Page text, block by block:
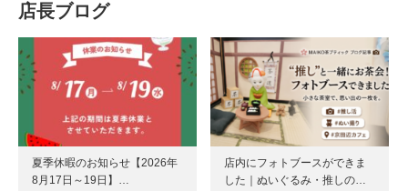
店長ブログ
夏季休暇のお知らせ【2026年
8月17日～19日】…
店内にフォトブースができま
した｜ぬいぐるみ・推しの…